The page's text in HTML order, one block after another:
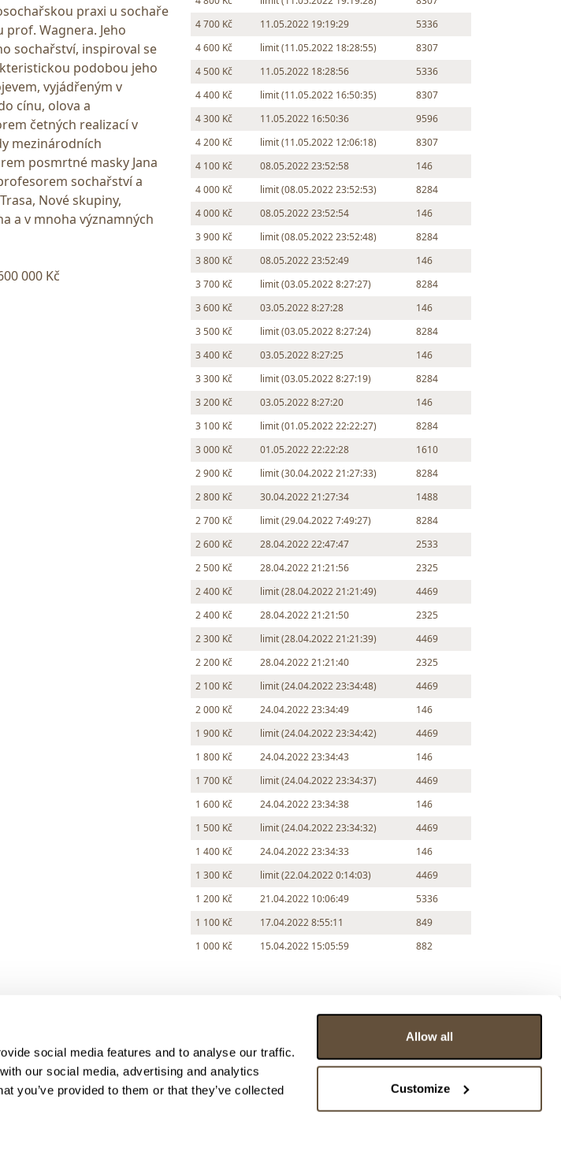
social media features and to analyse our traffic.
our social media, advertising and analytics
you’ve provided to them or that they’ve collected
Allow all
Customize
praxi u sochaře
prof. Wagnera. Jeho
sochařství, inspiroval se
podobou jeho
vyjádřeným v
cínu, olova a
četných realizací v
mezinárodních
posmrtné masky Jana
sochařství a
Nové skupiny,
a v mnoha významných
000 Kč
4 700 Kč
11.05.2022 19:19:29
5336
4 600 Kč
limit (11.05.2022 18:28:55)
8307
4 500 Kč
11.05.2022 18:28:56
5336
4 400 Kč
limit (11.05.2022 16:50:35)
8307
4 300 Kč
11.05.2022 16:50:36
9596
4 200 Kč
limit (11.05.2022 12:06:18)
8307
4 100 Kč
08.05.2022 23:52:58
146
4 000 Kč
limit (08.05.2022 23:52:53)
8284
4 000 Kč
08.05.2022 23:52:54
146
3 900 Kč
limit (08.05.2022 23:52:48)
8284
3 800 Kč
08.05.2022 23:52:49
146
3 700 Kč
limit (03.05.2022 8:27:27)
8284
3 600 Kč
03.05.2022 8:27:28
146
3 500 Kč
limit (03.05.2022 8:27:24)
8284
3 400 Kč
03.05.2022 8:27:25
146
3 300 Kč
limit (03.05.2022 8:27:19)
8284
3 200 Kč
03.05.2022 8:27:20
146
3 100 Kč
limit (01.05.2022 22:22:27)
8284
3 000 Kč
01.05.2022 22:22:28
1610
2 900 Kč
limit (30.04.2022 21:27:33)
8284
2 800 Kč
30.04.2022 21:27:34
1488
2 700 Kč
limit (29.04.2022 7:49:27)
8284
2 600 Kč
28.04.2022 22:47:47
2533
2 500 Kč
28.04.2022 21:21:56
2325
2 400 Kč
limit (28.04.2022 21:21:49)
4469
2 400 Kč
28.04.2022 21:21:50
2325
2 300 Kč
limit (28.04.2022 21:21:39)
4469
2 200 Kč
28.04.2022 21:21:40
2325
2 100 Kč
limit (24.04.2022 23:34:48)
4469
2 000 Kč
24.04.2022 23:34:49
146
1 900 Kč
limit (24.04.2022 23:34:42)
4469
1 800 Kč
24.04.2022 23:34:43
146
1 700 Kč
limit (24.04.2022 23:34:37)
4469
1 600 Kč
24.04.2022 23:34:38
146
1 500 Kč
limit (24.04.2022 23:34:32)
4469
1 400 Kč
24.04.2022 23:34:33
146
1 300 Kč
limit (22.04.2022 0:14:03)
4469
1 200 Kč
21.04.2022 10:06:49
5336
1 100 Kč
17.04.2022 8:55:11
849
1 000 Kč
15.04.2022 15:05:59 882
> Obchodní podmínky
> Kontakty
> GDPR